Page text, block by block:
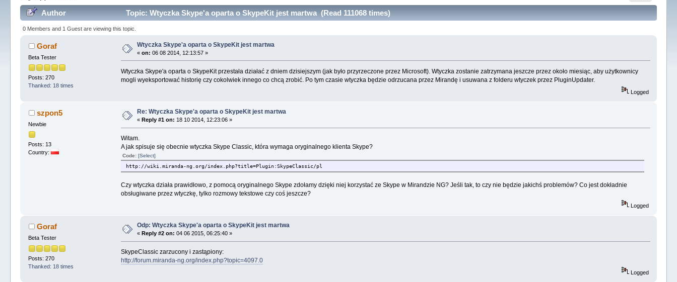
Author Topic: Wtyczka Skype'a oparta o SkypeKit jest martwa (Read 111068 times)
0 Members and 1 Guest are viewing this topic.
Goraf
Beta Tester
Posts: 270
Thanked: 18 times
Wtyczka Skype'a oparta o SkypeKit jest martwa
«on: 06 08 2014, 12:13:57 »
Wtyczka Skype'a oparta o SkypeKit przestała działać z dniem dzisiejszym (jak było przyrzeczone przez Microsoft). Wtyczka zostanie zatrzymana jeszcze przez około miesiąc, aby użytkownicy
mogli wyeksportować historię czy cokolwiek innego co chcą zrobić. Po tym czasie wtyczka będzie odrzucana przez Mirandę i usuwana z folderu wtyczek przez PluginUpdater.
Logged
szpon5
Newbie
Posts: 13
Country:
Re: Wtyczka Skype'a oparta o SkypeKit jest martwa
«Reply #1 on: 18 10 2014, 12:23:06 »
Witam.
A jak spisuje się obecnie wtyczka Skype Classic, która wymaga oryginalnego klienta Skype?
Code: [Select]
http://wiki.miranda-ng.org/index.php?title=Plugin:SkypeClassic/pl
Czy wtyczka działa prawidłowo, z pomocą oryginalnego Skype zdołamy dzięki niej korzystać ze Skype w Mirandzie NG? Jeśli tak, to czy nie będzie jakichś problemów? Co jest dokładnie
obsługiwane przez wtyczkę, tylko rozmowy tekstowe czy coś jeszcze?
Logged
Goraf
Beta Tester
Posts: 270
Thanked: 18 times
Odp: Wtyczka Skype'a oparta o SkypeKit jest martwa
« Reply #2 on: 04 06 2015, 06:25:40 »
SkypeClassic zarzucony i zastąpiony:
http://forum.miranda-ng.org/index.php?topic=4097.0
Logged